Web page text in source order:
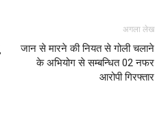
अगला लेख
जान से मारने की नियत से गोली चलाने
के अभियोग से सम्बन्धित 02 नफर
आरोपी गिरफ्तार